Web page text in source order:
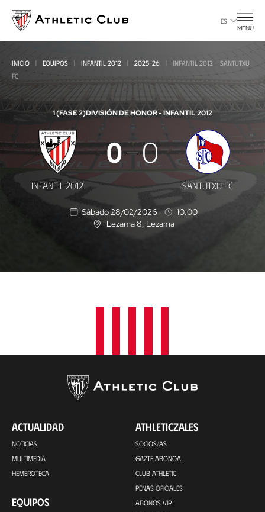
contenido
principal
ES
MENÚ
INICIO EQUIPOS INFANTIL 2012 2025-26
INFANTIL 2012 - SANTUTXU
FC
1 (FASE 2)DIVISIÓN DE HONOR - INFANTIL 2012
Infantil
2012
-
Santutxu
INFANTIL 2012
0 0
SANTUTXU FC
Sábado 28/02/2026
10:00
U
n
Lezama 8 , Lezama
ACTUALIDAD
NOTICIAS
MULTIMEDIA
HEMEROTECA
EQUIPOS
ATHLETICZALES
SOCIOS/AS
GAZTE ABONOA
CLUB ATHLETIC
PEÑAS OFICIALES
ABONOS VIP